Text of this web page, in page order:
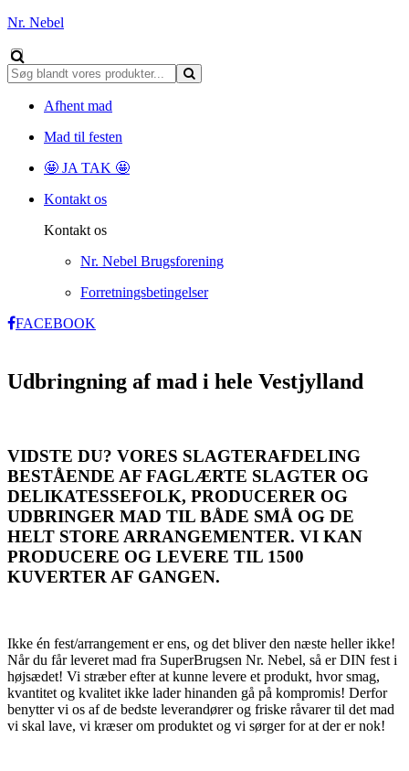
Nr. Nebel
Afhent mad
Mad til festen
🤩 JA TAK 🤩
Kontakt os
Kontakt os
Nr. Nebel Brugsforening
Forretningsbetingelser
FACEBOOK
Udbringning af mad i hele Vestjylland
VIDSTE DU? VORES SLAGTERAFDELING
BESTÅENDE AF FAGLÆRTE SLAGTER OG
DELIKATESSEFOLK, PRODUCERER OG
UDBRINGER MAD TIL BÅDE SMÅ OG DE
HELT STORE ARRANGEMENTER. VI KAN
PRODUCERE OG LEVERE TIL 1500
KUVERTER AF GANGEN.
Ikke én fest/arrangement er ens, og det bliver den næste heller ikke!
Når du får leveret mad fra SuperBrugsen Nr. Nebel, så er DIN fest i
højsædet! Vi stræber efter at kunne levere et produkt, hvor smag,
kvantitet og kvalitet ikke lader hinanden gå på kompromis! Derfor
benytter vi os af de bedste leverandører og friske råvarer til det mad
vi skal lave, vi kræser om produktet og vi sørger for at der er nok!